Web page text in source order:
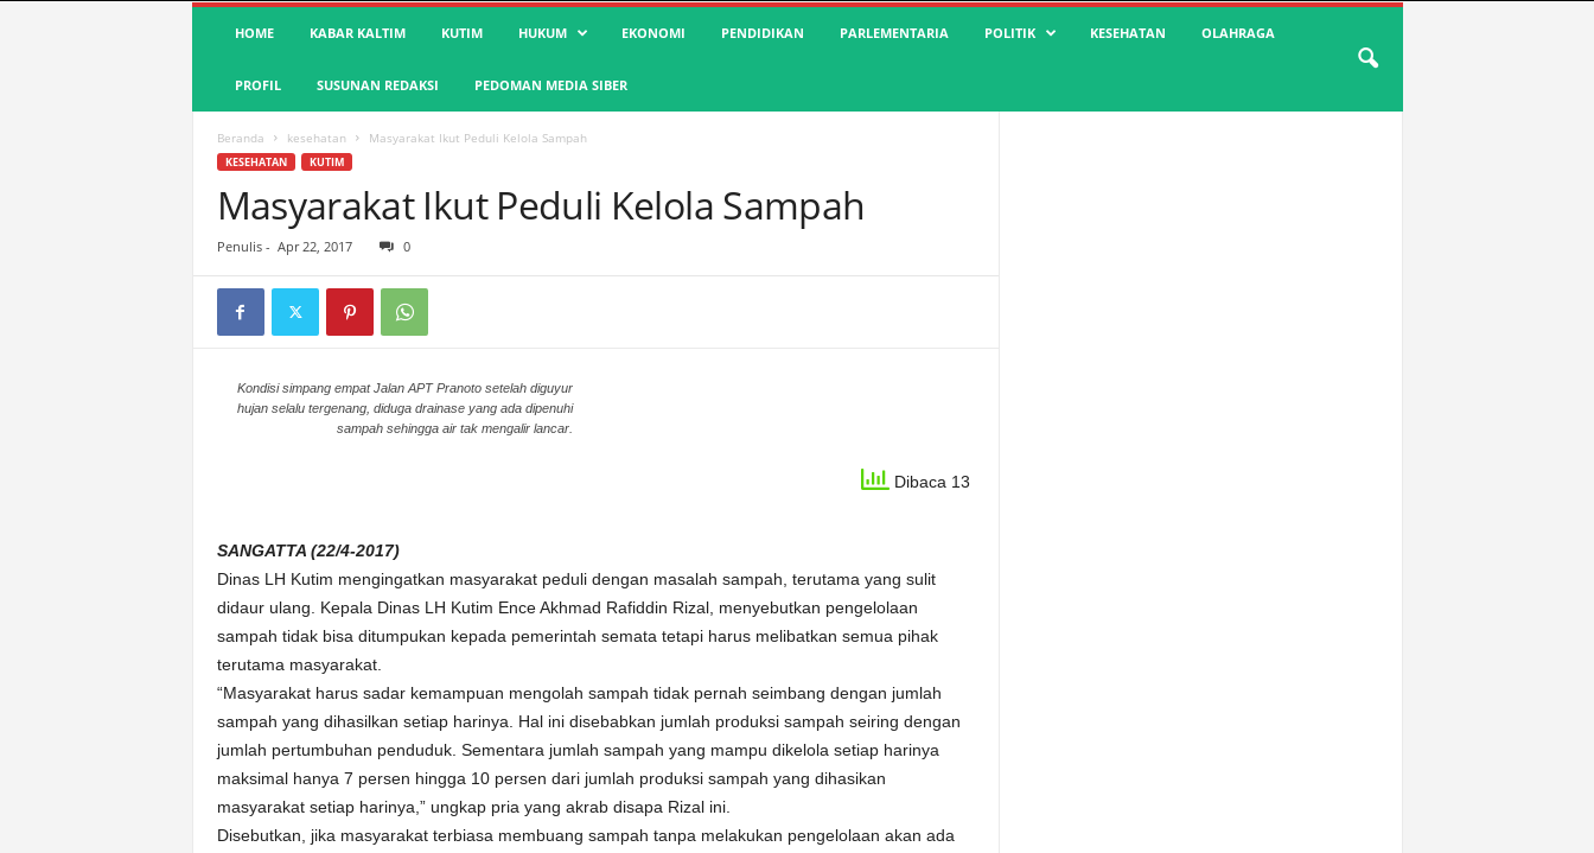
S
a
HOME KABAR KALTIM KUTIM HUKUM EKONOMI PENDIDIKAN PARLEMENTARIA POLITIK KESEHATAN OLAHRAGA
PROFIL SUSUNAN REDAKSI PEDOMAN MEDIA SIBER
Beranda kesehatan Masyarakat Ikut Peduli Kelola Sampah
KESEHATAN KUTIM
Masyarakat Ikut Peduli Kelola Sampah
Penulis - Apr 22, 2017 0
Kondisi simpang empat Jalan APT Pranoto setelah diguyur
hujan selalu tergenang, diduga drainase yang ada dipenuhi
sampah sehingga air tak mengalir lancar.
Dibaca 13
SANGATTA (22/4-2017)
Dinas LH Kutim mengingatkan masyarakat peduli dengan masalah sampah, terutama yang sulit
didaur ulang. Kepala Dinas LH Kutim Ence Akhmad Rafiddin Rizal, menyebutkan pengelolaan
sampah tidak bisa ditumpukan kepada pemerintah semata tetapi harus melibatkan semua pihak
terutama masyarakat.
“Masyarakat harus sadar kemampuan mengolah sampah tidak pernah seimbang dengan jumlah
sampah yang dihasilkan setiap harinya. Hal ini disebabkan jumlah produksi sampah seiring dengan
jumlah pertumbuhan penduduk. Sementara jumlah sampah yang mampu dikelola setiap harinya
maksimal hanya 7 persen hingga 10 persen dari jumlah produksi sampah yang dihasikan
masyarakat setiap harinya,” ungkap pria yang akrab disapa Rizal ini.
Disebutkan, jika masyarakat terbiasa membuang sampah tanpa melakukan pengelolaan akan ada